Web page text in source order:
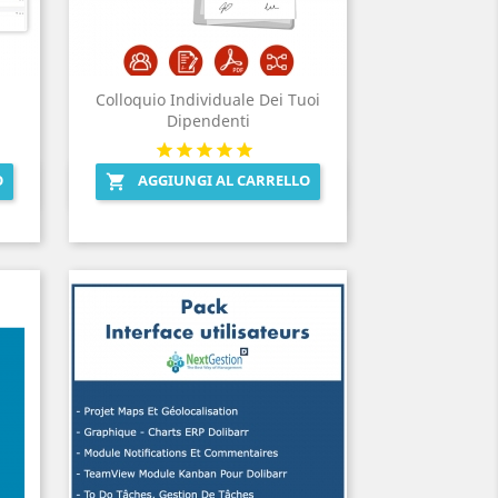
Colloquio Individuale Dei Tuoi
Dipendenti
 AGGIUNGI AL CARRELLO
Anteprima